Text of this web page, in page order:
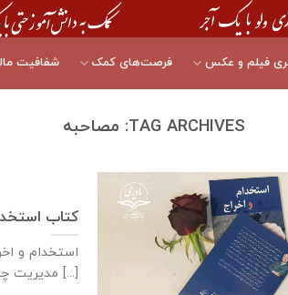
فیلم و عکس فرصت‌های کمک شفافیت
TAG ARCHIVES: مصاحبه
کتاب
مدیریت چیست؟ در [...]